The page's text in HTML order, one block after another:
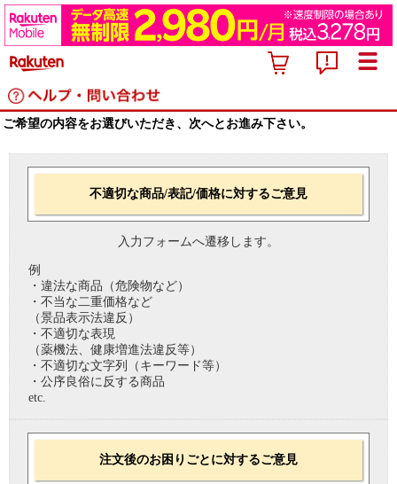
ご希望の内容をお選びいただき、次へとお進み下さい。
不適切な商品/表記/価格に対するご意見
入力フォームへ遷移します。
例
・違法な商品（危険物など）
・不当な二重価格など
（景品表示法違反）
・不適切な表現
（薬機法、健康増進法違反等）
・不適切な文字列（キーワード等）
・公序良俗に反する商品
etc.
注文後のお困りごとに対するご意見